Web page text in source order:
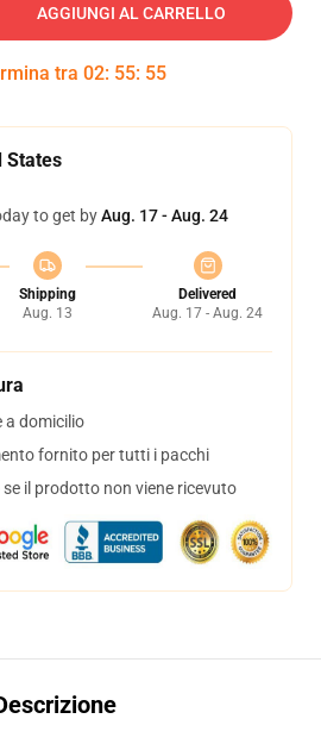
AGGIUNGI AL CARRELLO
tra 02: 55: 54
States
to get byAug. 17 - Aug. 24
Shipping
Aug. 13
Delivered
Aug. 17 - Aug. 24
a domicilio
fornito per tutti i pacchi
il prodotto non viene ricevuto